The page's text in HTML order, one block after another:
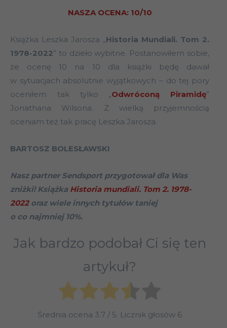
NASZA OCENA: 10/10
Książka Leszka Jarosza „Historia Mundiali. Tom 2.
1978-2022” to dzieło wybitne. Postanowiłem sobie,
że ocenę 10 na 10 dla książki będę dawał
w sytuacjach absolutnie wyjątkowych – do tej pory
oceniłem tak tylko „Odwróconą Piramidę”
Jonathana Wilsona. Z wielką przyjemnością
oceniam też tak pracę Leszka Jarosza.
BARTOSZ BOLESŁAWSKI
Nasz partner Sendsport przygotował dla Was
zniżki! Książka Historia mundiali. Tom 2. 1978-
2022oraz wiele innych tytułów taniej
o co najmniej 10%.
Jak bardzo podobał Ci się ten
artykuł?
Średnia ocena 3.7 / 5. Licznik głosów 6